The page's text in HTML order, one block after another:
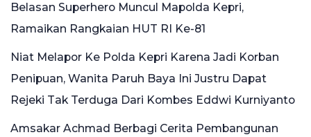
Belasan Superhero Muncul Mapolda Kepri,
Ramaikan Rangkaian HUT RI Ke-81
Niat Melapor Ke Polda Kepri Karena Jadi Korban
Penipuan, Wanita Paruh Baya Ini Justru Dapat
Rejeki Tak Terduga Dari Kombes Eddwi Kurniyanto
Amsakar Achmad Berbagi Cerita Pembangunan